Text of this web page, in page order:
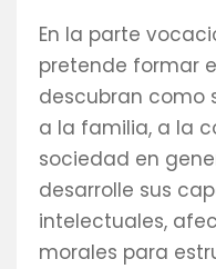
En la parte
pretende formar
descubran como
a la familia, a la
sociedad en
desarrolle sus
intelectuales,
morales para